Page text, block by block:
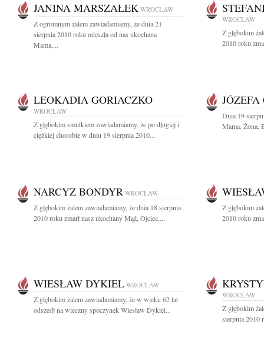
JANINA MARSZAŁEK WROCŁAW
Z ogromnym żalem zawiadamiamy, że dnia 21
sierpnia 2010 roku odeszła od nas ukochana
Mama,...
WROCŁAW
Z głębokim
2010 roku
LEOKADIA GORIACZKO
WROCŁAW
Z głębokim smutkiem zawiadamiamy, że po długiej i
ciężkiej chorobie w dniu 19 sierpnia 2010...
Dnia 19
Mama, Żona,
NARCYZ BONDYR WROCŁAW
Z głębokim żalem zawiadamiamy, że dnia 18 sierpnia
2010 roku zmarł nasz ukochany Mąż, Ojciec,...
Z głębokim
2010 roku
WIESŁAW DYKIEL WROCŁAW
Z głębokim żalem zawiadamiamy, że w wieku 62 lat
odszedł na wieczny spoczynek Wiesław Dykiel...
WROCŁAW
Z głębokim
sierpnia 2010